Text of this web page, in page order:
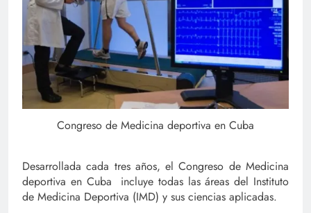
Congreso de Medicina deportiva en Cuba
Desarrollada cada tres años, el Congreso de Medicina
deportiva en Cuba incluye todas las áreas del Instituto
de Medicina Deportiva (IMD) y sus ciencias aplicadas.